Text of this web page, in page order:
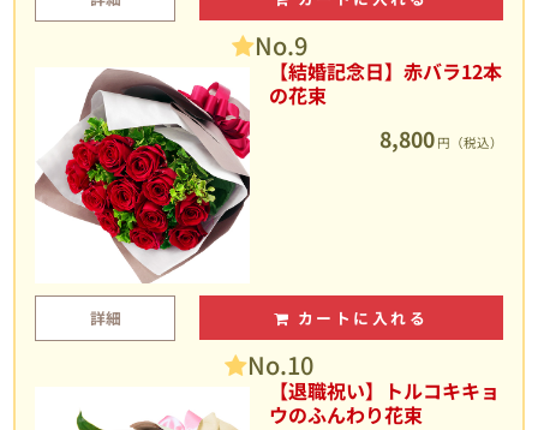
No.9
【結婚記念日】赤バラ12本
の花束
8,800 円（税込）
詳細 カートに入れる
No.10
【退職祝い】トルコキキョ
ウのふんわり花束